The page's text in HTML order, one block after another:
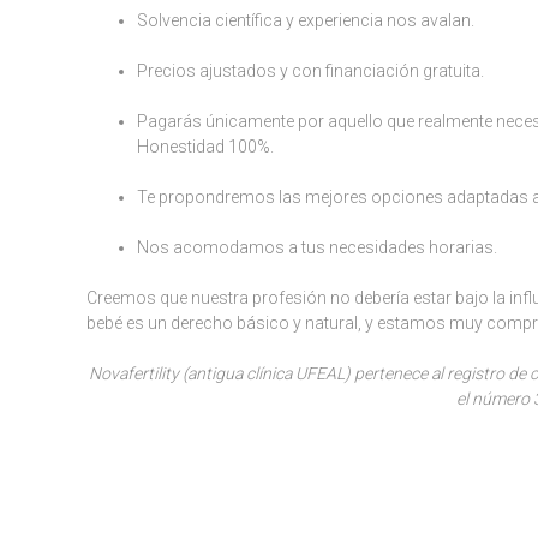
Solvencia científica y experiencia nos avalan.
Precios ajustados y con financiación gratuita.
Pagarás únicamente por aquello que realmente
Honestidad 100%.
Te propondremos las mejores opciones adaptadas
Nos acomodamos a tus necesidades horarias.
Creemos que nuestra profesión no debería estar bajo la
bebé es un derecho básico y natural, y estamos muy
Novafertility (antigua clínica UFEAL) pertenece al registro
el número